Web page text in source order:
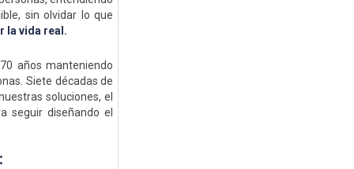
sin olvidar lo que
la vida real.
años manteniendo
Siete décadas de
soluciones, el
seguir diseñando el